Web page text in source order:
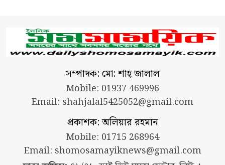
সম্পাদক: মো: শাহ্ জালাল
Mobile: 01937 469996
Email: shahjalal5425052@gmail.com
প্রকাশক: অলিয়ার রহমান
Mobile: 01715 268964
Email: shomosamayiknews@gmail.com